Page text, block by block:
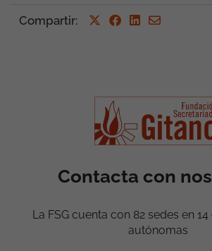
Compartir:
Contacta con
La FSG cuenta con 82 sedes en
autónomas